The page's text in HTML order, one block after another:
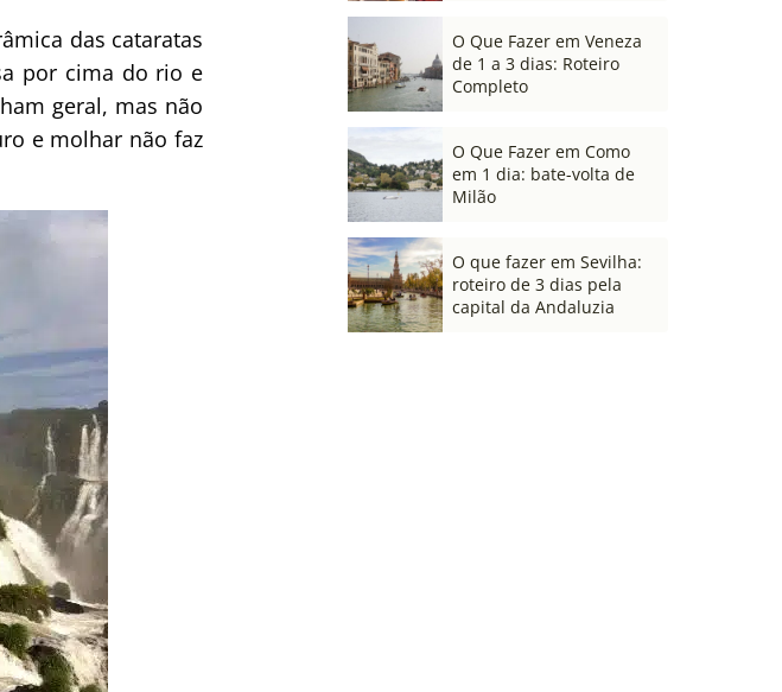
das cataratas
por cima do rio e
geral, mas não
e molhar não faz
O Que Fazer em Veneza
de 1 a 3 dias: Roteiro
Completo
O Que Fazer em Como
em 1 dia: bate-volta de
Milão
O que fazer em Sevilha:
roteiro de 3 dias pela
capital da Andaluzia